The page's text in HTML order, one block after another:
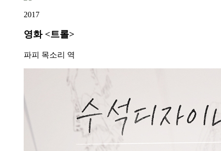
2017
영화 <트롤>
파피 목소리 역